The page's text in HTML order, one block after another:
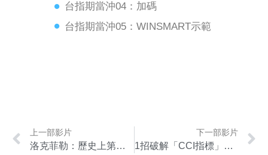
台指期當沖04：加碼
台指期當沖05：WINSMART示範
上一部影片
洛克菲勒：歷史上第一位億萬富翁的7大致富定律
下一部影片
1招破解「CCI指標」，順勢交易搭配「CCI指標」提高交易勝算！